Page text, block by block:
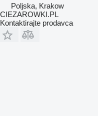
Poljska, Krakow
CIEZAROWKI.PL
Kontaktirajte prodavca